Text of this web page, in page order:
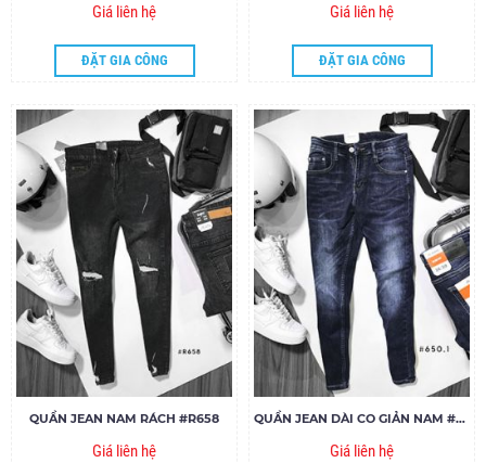
Giá liên hệ
ĐẶT GIA CÔNG
Giá liên hệ
ĐẶT GIA CÔNG
QUẦN JEAN NAM RÁCH #R658
Giá liên hệ
QUẦN JEAN DÀI CO GIẢN NAM #650
Giá liên hệ